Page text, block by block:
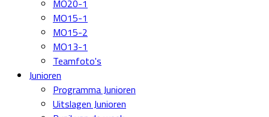
MO20-1
MO15-1
MO15-2
MO13-1
Teamfoto's
Junioren
Programma Junioren
Uitslagen Junioren